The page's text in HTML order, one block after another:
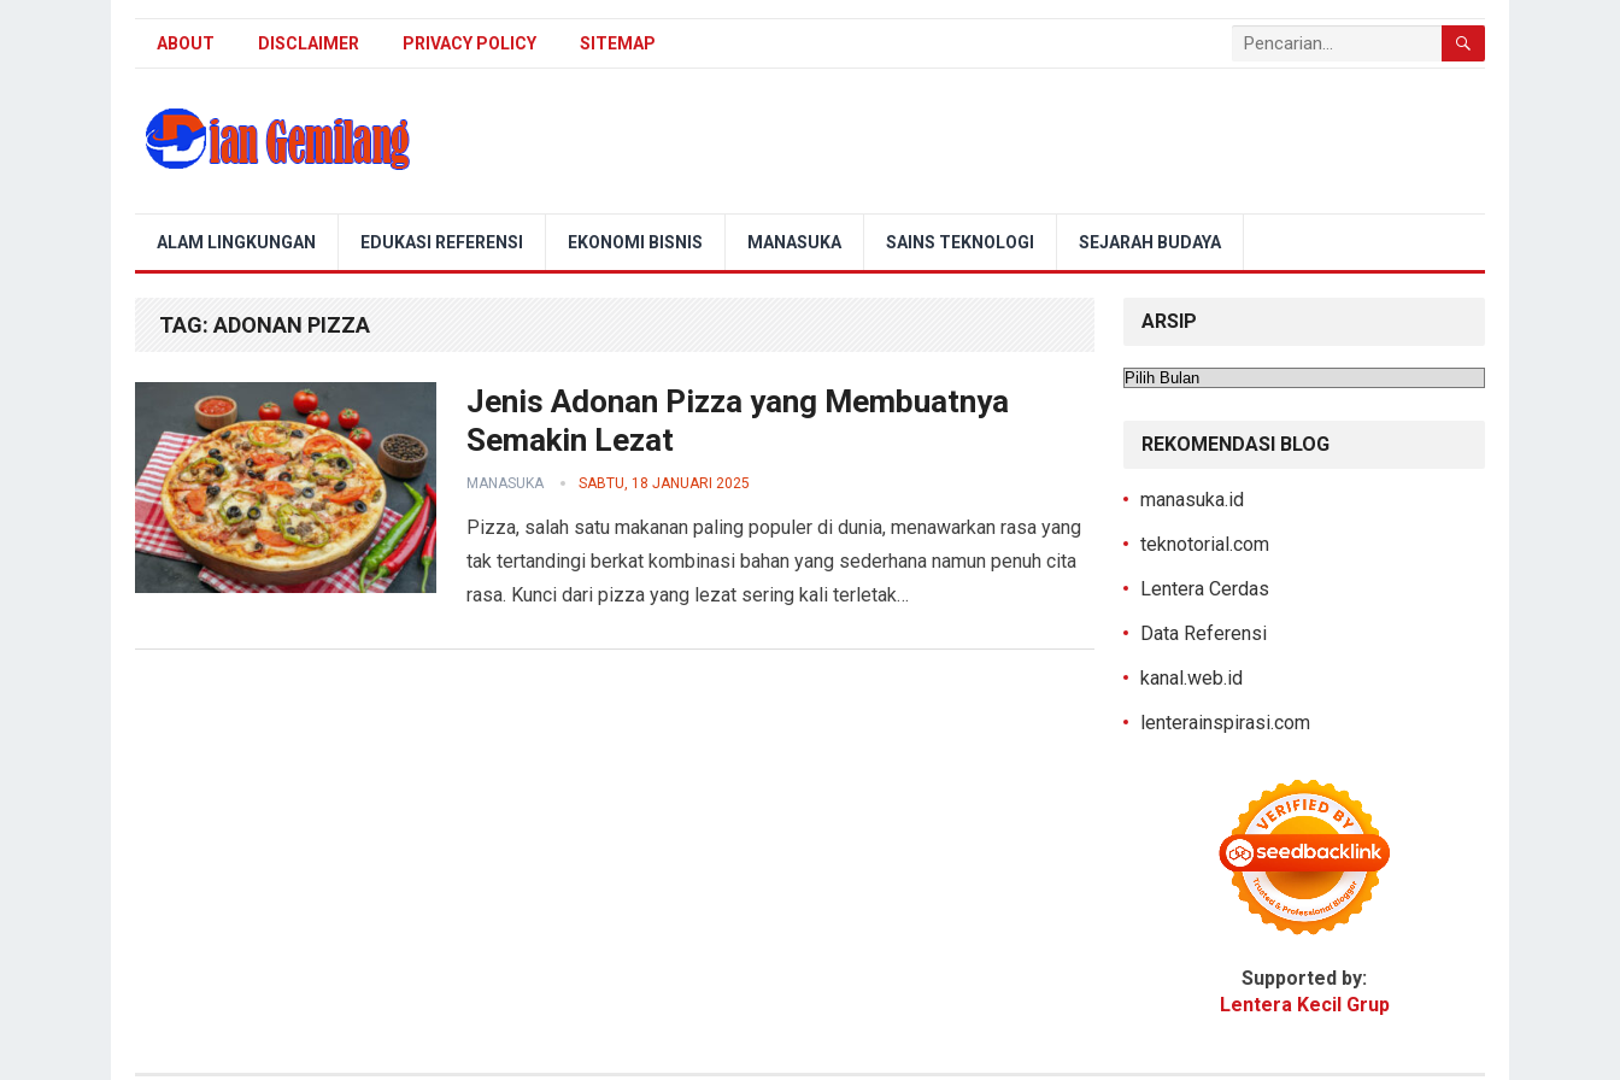
ABOUT DISCLAIMER PRIVACY POLICY SITEMAP
ALAM LINGKUNGAN EDUKASI REFERENSI EKONOMI BISNIS MANASUKA SAINS TEKNOLOGI SEJARAH BUDAYA
TAG: ADONAN PIZZA
Jenis Adonan Pizza yang Membuatnya
Semakin Lezat
MANASUKA SABTU, 18 JANUARI 2025
Pizza, salah satu makanan paling populer di dunia, menawarkan rasa yang
tak tertandingi berkat kombinasi bahan yang sederhana namun penuh cita
rasa. Kunci dari pizza yang lezat sering kali terletak…
ARSIP
Arsip
REKOMENDASI BLOG
manasuka.id
teknotorial.com
Lentera Cerdas
Data Referensi
kanal.web.id
lenterainspirasi.com
Supported by:
Lentera Kecil Grup